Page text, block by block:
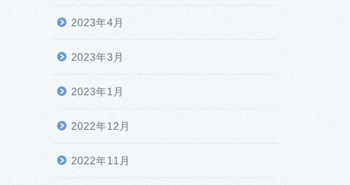
2023年4月
2023年3月
2023年1月
2022年12月
2022年11月